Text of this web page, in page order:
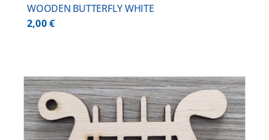
WOODEN BUTTERFLY WHITE
2,00€